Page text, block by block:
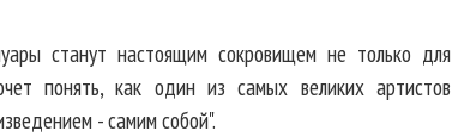
станут настоящим сокровищем не только для
понять, как один из самых великих артистов
- самим собой".